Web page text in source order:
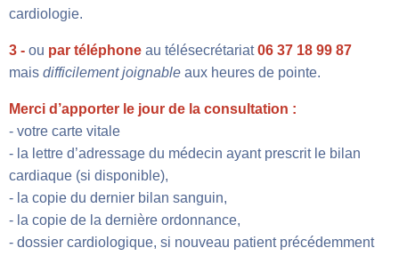
cardiologie.
3 - ou par téléphone au télésecrétariat06 37 18 99 87
mais difficilement joignable aux heures de pointe.
Merci d’apporter le jour de la consultation :
- votre carte vitale
- la lettre d’adressage du médecin ayant prescrit le bilan
cardiaque (si disponible),
- la copie du dernier bilan sanguin,
- la copie de la dernière ordonnance,
- dossier cardiologique, si nouveau patient précédemment